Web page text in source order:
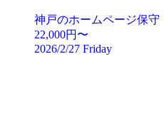
神戸のホームページ保守
22,000円〜
2026/2/27 Friday